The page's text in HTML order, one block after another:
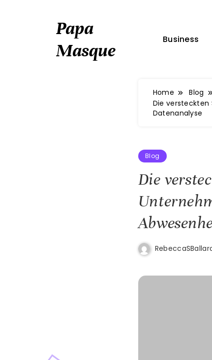
Papa
Masque
Business
Home
Blog
Die versteckten
Datenanalyse
Blog
Die